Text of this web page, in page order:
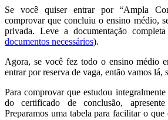
Se você quiser entrar por “Ampla
comprovar que concluiu o ensino médio,
privada. Leve a documentação
documentos necessários).
Agora, se você fez todo o ensino médio
entrar por reserva de vaga, então vamos lá,
Para comprovar que estudou
do certificado de conclusão,
Preparamos uma tabela para facilitar o